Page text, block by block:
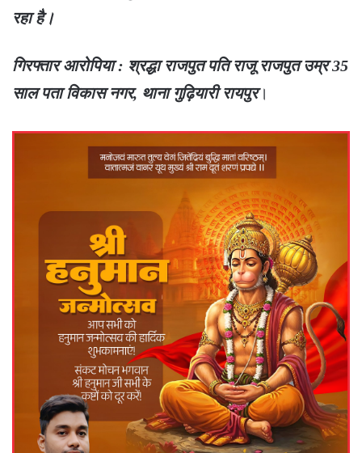
रहा है।
गिरफ्तार आरोपिया : श्रद्धा राजपुत पति राजू राजपुत उम्र 35
साल पता विकास नगर, थाना गुढ़ियारी रायपुर।